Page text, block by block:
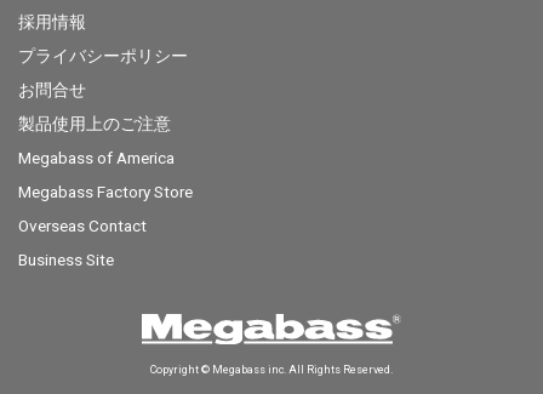
採用情報
プライバシーポリシー
お問合せ
製品使用上のご注意
Megabass of America
Megabass Factory Store
Overseas Contact
Business Site
Copyright © Megabass inc. All Rights Reserved.